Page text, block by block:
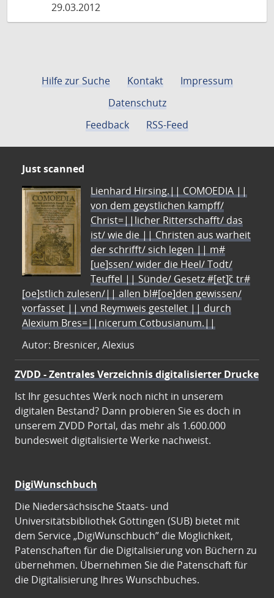
29.03.2012
Hilfe zur Suche Kontakt
Impressum
Datenschutz
Feedback
RSS-Feed
Just scanned
Lienhard Hirsing.|| COMOEDIA ||
von dem geystlichen kampff/
Christ=||licher Ritterschafft/ das
ist/ wie die || Christen aus warheit
der schrifft/ sich legen || m#
[ue]ssen/ wider die Heel/ Todt/
Teuffel || Sünde/ Gesetz #[et]c̃ tr#
[oe]stlich zulesen/|| allen bl#[oe]den gewissen/
vorfasset || vnd Reymweis gestellet || durch
Alexium Bres=||nicerum Cotbusianum.||
Autor: Bresnicer, Alexius
ZVDD - Zentrales Verzeichnis digitalisierter Drucke
Ist Ihr gesuchtes Werk noch nicht in unserem
digitalen Bestand? Dann probieren Sie es doch in
unserem ZVDD Portal, das mehr als 1.600.000
bundesweit digitalisierte Werke nachweist.
DigiWunschbuch
Die Niedersächsische Staats- und
Universitätsbibliothek Göttingen (SUB) bietet mit
dem Service „DigiWunschbuch” die Möglichkeit,
Patenschaften für die Digitalisierung von Büchern zu
übernehmen. Übernehmen Sie die Patenschaft für
die Digitalisierung Ihres Wunschbuches.